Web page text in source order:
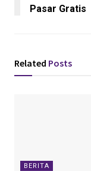
Pasar Gratis
Related Posts
BERITA